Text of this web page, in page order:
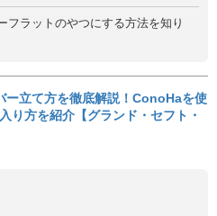
フラットのやつにする方法を知り
ー立て方を徹底解説！ConoHaを使
り方を紹介【グランド・セフト・